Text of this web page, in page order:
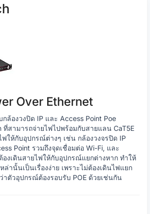
Over Ethernet
กล้องวงปิด IP และ Access Point Poe
ที่สามารถจ่ายไฟไปพร้อมกับสายแลน CaT5E
ฟให้กับอุปกรณ์ต่างๆ เช่น กล้องวงจรปิด IP
Point รวมถึงจุดเชื่อมต่อ Wi-Fi, และ
องเดินสายไฟให้กับอุปกรณ์แยกต่างหาก ทำให้
ล่านั้นเป็นเรื่องง่าย เพราะไม่ต้องเดินไฟแยก
าตัวอุปกรณ์ต้องรอบรับ POE ด้วยเช่นกัน